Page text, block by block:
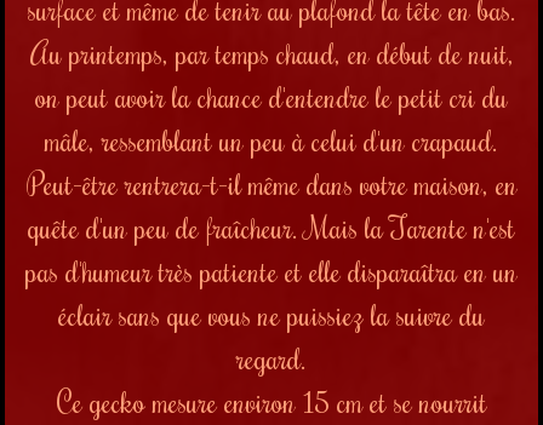
surface et même de tenir au plafond la tête en bas.
Au printemps, par temps chaud, en début de nuit,
on peut avoir la chance d'entendre le petit cri du
mâle, ressemblant un peu à celui d'un crapaud.
Peut-être rentrera-t-il même dans votre maison, en
quête d'un peu de fraîcheur. Mais la Tarente n'est
pas d'humeur très patiente et elle disparaîtra en un
éclair sans que vous ne puissiez la suivre du
regard.
Ce gecko mesure environ 15 cm et se nourrit